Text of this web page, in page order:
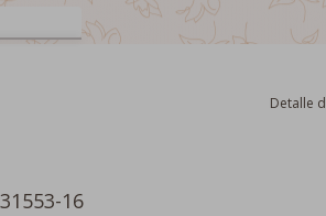
Detalle
16